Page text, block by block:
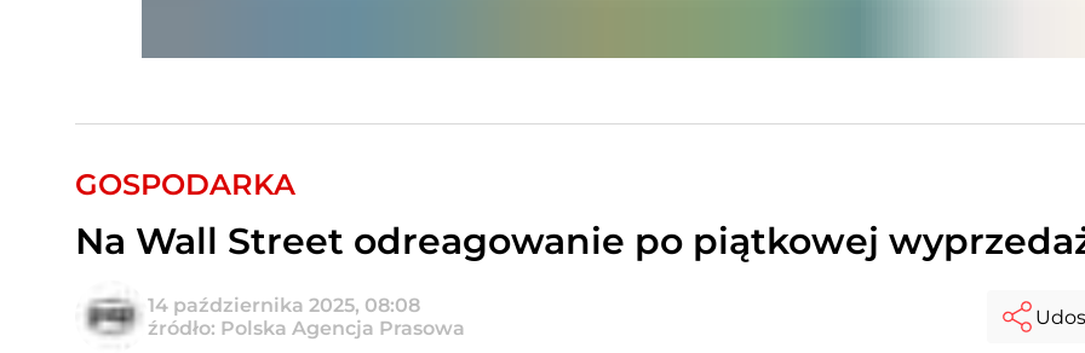
GOSPODARKA
Na Wall Street odreagowanie po piątkowej
14 października 2025, 08:08
źródło: Polska Agencja Prasowa